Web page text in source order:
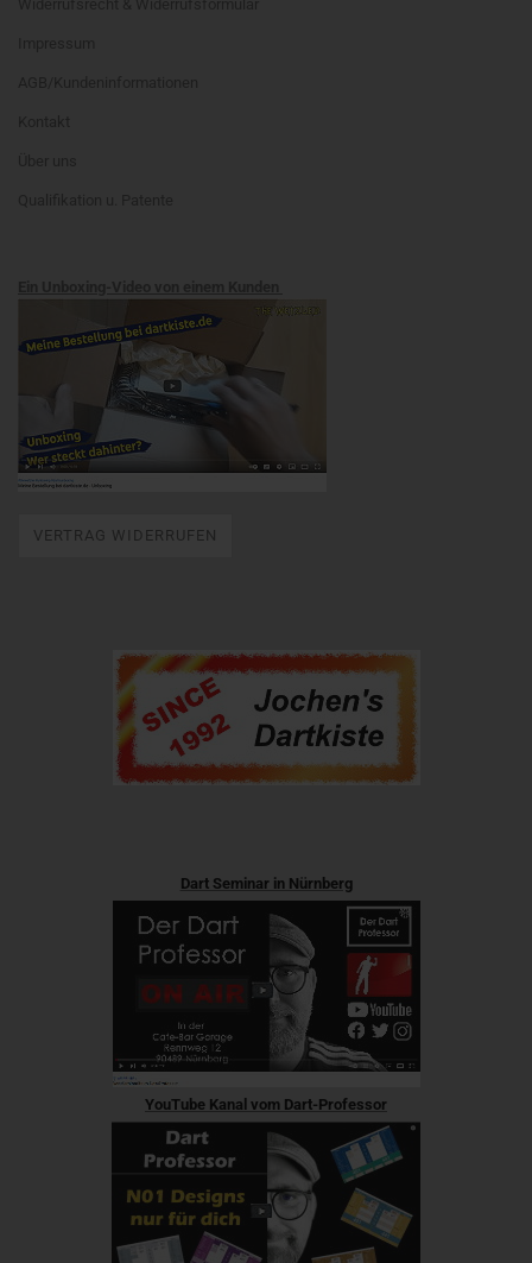
VERTRAG WIDERRUFEN
Dart Seminar in Nürnberg
YouTube Kanal vom Dart-Professor